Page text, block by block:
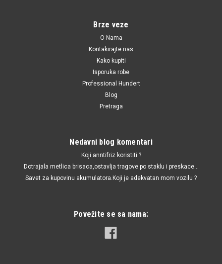
Brze veze
O Nama
Kontakirajte nas
Kako kupiti
Isporuka robe
Professional Hundert
Blog
Pretraga
Nedavni blog komentari
Koji anntifriz koristiti ?
Dotrajala metlica brisaca,ostavlja tragove po staklu i preskace...
Savet za kupovinu akumulatora.Koji je adekvatan mom vozilu ?
Povežite se sa nama: